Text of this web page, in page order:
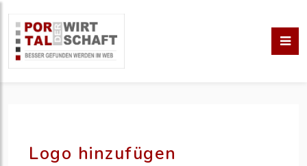
erstellen
Logo hinzufügen